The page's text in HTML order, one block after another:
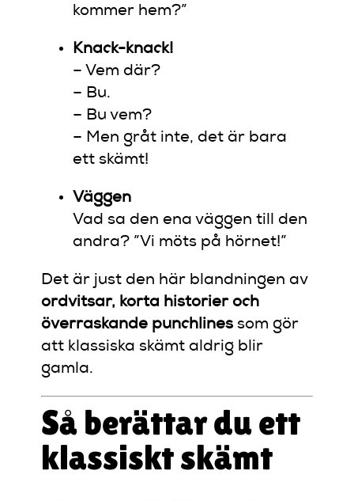
kommer hem?”
Knack-knack!
– Vem där?
– Bu.
– Bu vem?
– Men gråt inte, det är bara
ett skämt!
Väggen
Vad sa den ena väggen till den
andra? ”Vi möts på hörnet!”
Det är just den här blandningen av
ordvitsar, korta historier och
överraskande punchlines som gör
att klassiska skämt aldrig blir
gamla.
Så berättar du ett
klassiskt skämt